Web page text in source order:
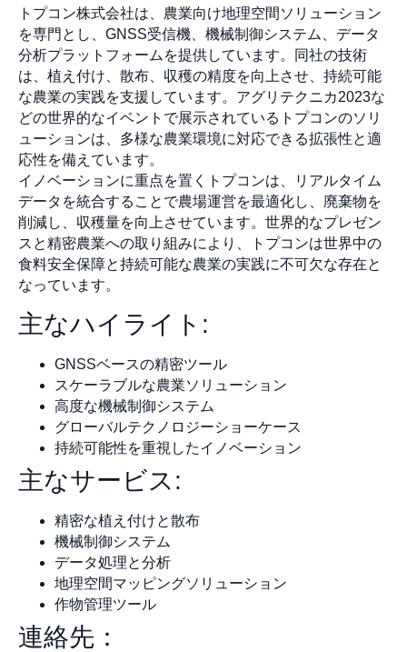
トプコン株式会社は、農業向け地理空間ソリューション
を専門とし、GNSS受信機、機械制御システム、データ
分析プラットフォームを提供しています。同社の技術
は、植え付け、散布、収穫の精度を向上させ、持続可能
な農業の実践を支援しています。アグリテクニカ2023な
どの世界的なイベントで展示されているトプコンのソリ
ューションは、多様な農業環境に対応できる拡張性と適
応性を備えています。
イノベーションに重点を置くトプコンは、リアルタイム
データを統合することで農場運営を最適化し、廃棄物を
削減し、収穫量を向上させています。世界的なプレゼン
スと精密農業への取り組みにより、トプコンは世界中の
食料安全保障と持続可能な農業の実践に不可欠な存在と
なっています。
主なハイライト:
GNSSベースの精密ツール
スケーラブルな農業ソリューション
高度な機械制御システム
グローバルテクノロジーショーケース
持続可能性を重視したイノベーション
主なサービス:
精密な植え付けと散布
機械制御システム
データ処理と分析
地理空間マッピングソリューション
作物管理ツール
連絡先：